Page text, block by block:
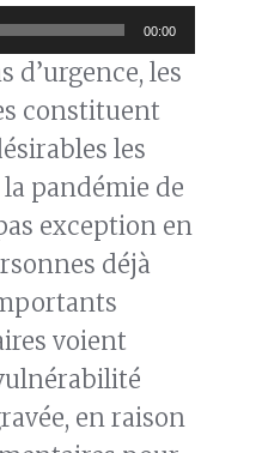
00:00
d’urgence, les
constituent
les
pandémie de
exception en
déjà
voient
en raison